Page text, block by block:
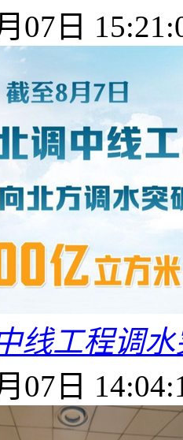
07日
线工程调
07日